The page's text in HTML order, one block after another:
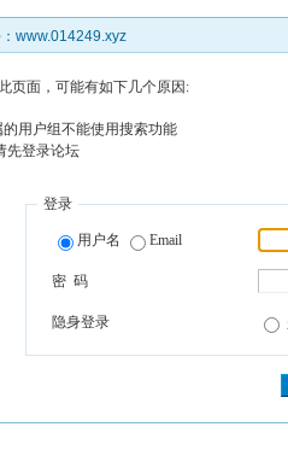
www.014249.xyz
页面，可能有如下几个原因:
用户组不能使用搜索功能
先登录论坛
登录
用户名 Email
密 码
隐身登录